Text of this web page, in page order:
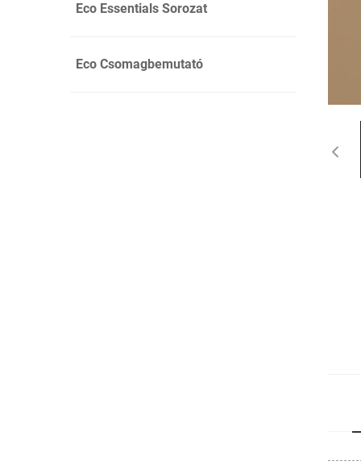
Eco Essentials Sorozat
Eco Csomagbemutató